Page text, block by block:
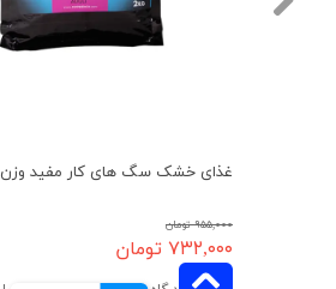
غذای خشک سگ های کار مفید وزن 2 کیلوگرم
۹۵۵,۰۰۰ تومان
۷۳۲,۰۰۰ تومان